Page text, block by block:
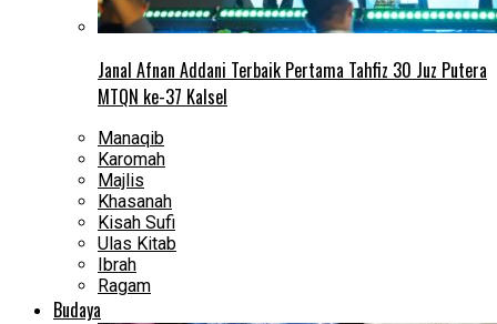
Janal Afnan Addani Terbaik Pertama Tahfiz 30 Juz Putera
MTQN ke-37 Kalsel
Manaqib
Karomah
Majlis
Khasanah
Kisah Sufi
Ulas Kitab
Ibrah
Ragam
Budaya